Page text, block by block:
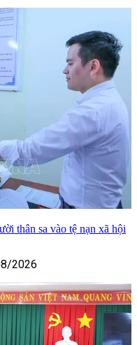
thân sa vào tệ nạn xã hội
2026